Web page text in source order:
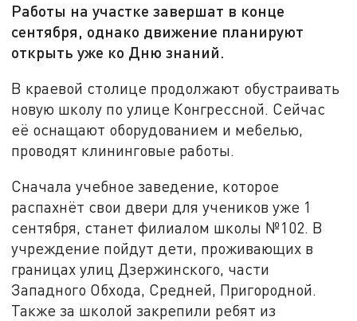
Работы на участке завершат в конце
сентября, однако движение планируют
открыть уже ко Дню знаний.
В краевой столице продолжают обустраивать
новую школу по улице Конгрессной. Сейчас
её оснащают оборудованием и мебелью,
проводят клининговые работы.
Сначала учебное заведение, которое
распахнёт свои двери для учеников уже 1
сентября, станет филиалом школы №102. В
учреждение пойдут дети, проживающих в
границах улиц Дзержинского, части
Западного Обхода, Средней, Пригородной.
Также за школой закрепили ребят из